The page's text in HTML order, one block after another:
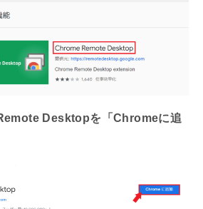
Desktopを「Chromeに追